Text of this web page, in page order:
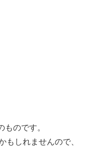
のです。
もしれませんので、